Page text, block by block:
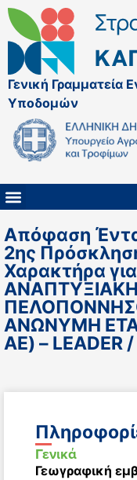
Γενική
Υποδομών
Απόφαση
2ης
Χαρακτήρα
ΑΝΩΝΥΜΗ
AE) – LEADER
Γενικά
Γεωγραφική